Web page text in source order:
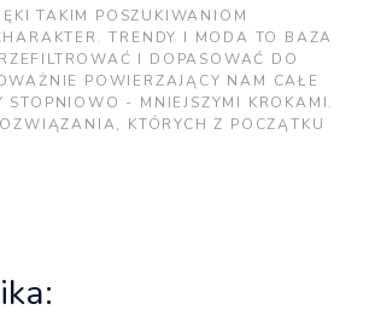
TAKIM POSZUKIWANIOM
TRENDY I MODA TO BAZA
I DOPASOWAĆ DO
POWIERZAJĄCY NAM CAŁE
- MNIEJSZYMI KROKAMI.
KTÓRYCH Z POCZĄTKU